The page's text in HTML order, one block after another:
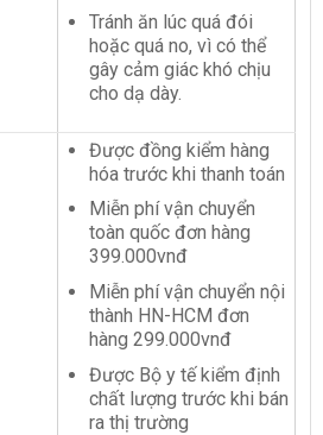
Tránh ăn lúc quá đói
hoặc quá no, vì có thể
gây cảm giác khó chịu
cho dạ dày.
Được đồng kiểm hàng
hóa trước khi thanh toán
Miễn phí vận chuyển
toàn quốc đơn hàng
399.000vnđ
Miễn phí vận chuyển nội
thành HN-HCM đơn
hàng 299.000vnđ
Được Bộ y tế kiểm định
chất lượng trước khi bán
ra thị trường